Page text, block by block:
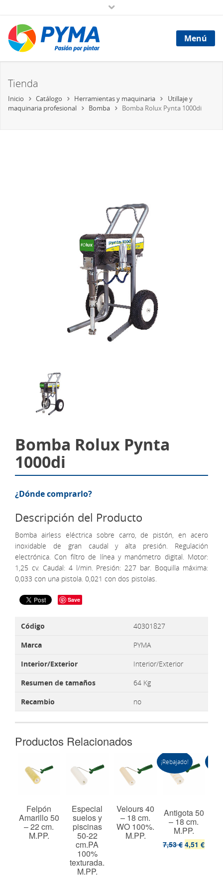
Menú
Tienda
Inicio Catálogo Herramientas y maquinaria
Utillaje y
maquinaria profesional
Bomba Bomba Rolux Pynta 1000di
Bomba Rolux Pynta
1000di
¿Dónde comprarlo?
Descripción del Producto
Bomba airless eléctrica sobre carro, de pistón, en acero
inoxidable de gran caudal y alta presión. Regulación
electrónica. Con filtro de línea y manómetro digital. Motor:
1,25 cv. Caudal: 4 l/min. Presión: 227 bar. Boquilla máxima:
0,033 con una pistola. 0,021 con dos pistolas.
Save
Código
40301827
Marca
PYMA
Interior/Exterior
Interior/Exterior
Resumen de tamaños
64 Kg
Recambio
no
Productos Relacionados
Felpón
Amarillo 50
– 22 cm.
M.PP.
Especial
suelos y
piscinas
50-22
cm.PA
100%
texturada.
M.PP.
Velours 40
– 18 cm.
WO 100%.
M.PP.
¡Rebajado!
Antigota 50
– 18 cm.
M.PP.
7,53 € 4,51 €